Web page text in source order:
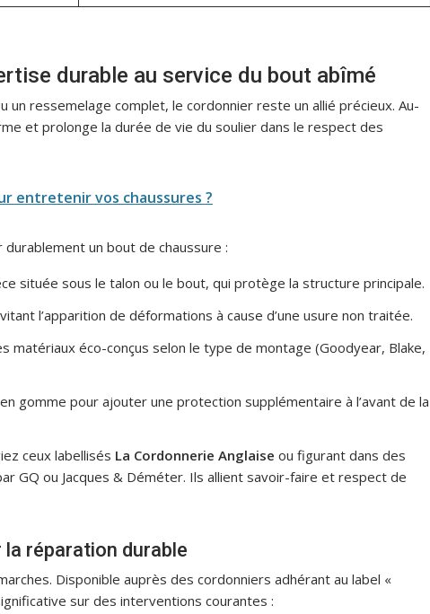
durable au service du bout abîmé
un ressemelage complet, le cordonnier reste un allié précieux. Au-
et prolonge la durée de vie du soulier dans le respect des
entretenir vos chaussures ?
un bout de chaussure :
située sous le talon ou le bout, qui protège la structure principale.
l’apparition de déformations à cause d’une usure non traitée.
matériaux éco-conçus selon le type de montage (Goodyear, Blake,
gomme pour ajouter une protection supplémentaire à l’avant de la
ceux labellisés La Cordonnerie Anglaise ou figurant dans des
GQ ou Jacques & Déméter. Ils allient savoir-faire et respect de
la réparation durable
Disponible auprès des cordonniers adhérant au label «
sur des interventions courantes :